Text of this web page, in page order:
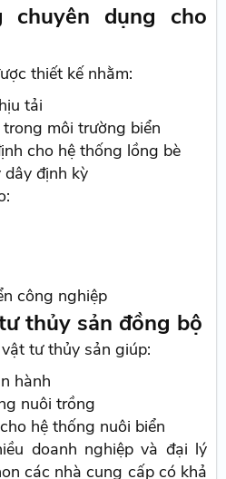
chuyên dụng cho
thiết kế nhằm:
tải
môi trường biển
cho hệ thống lồng bè
dây định kỳ
công nghiệp
thủy sản đồng bộ
tư thủy sản giúp:
hành
nuôi trồng
hệ thống nuôi biển
doanh nghiệp và đại lý
các nhà cung cấp có khả